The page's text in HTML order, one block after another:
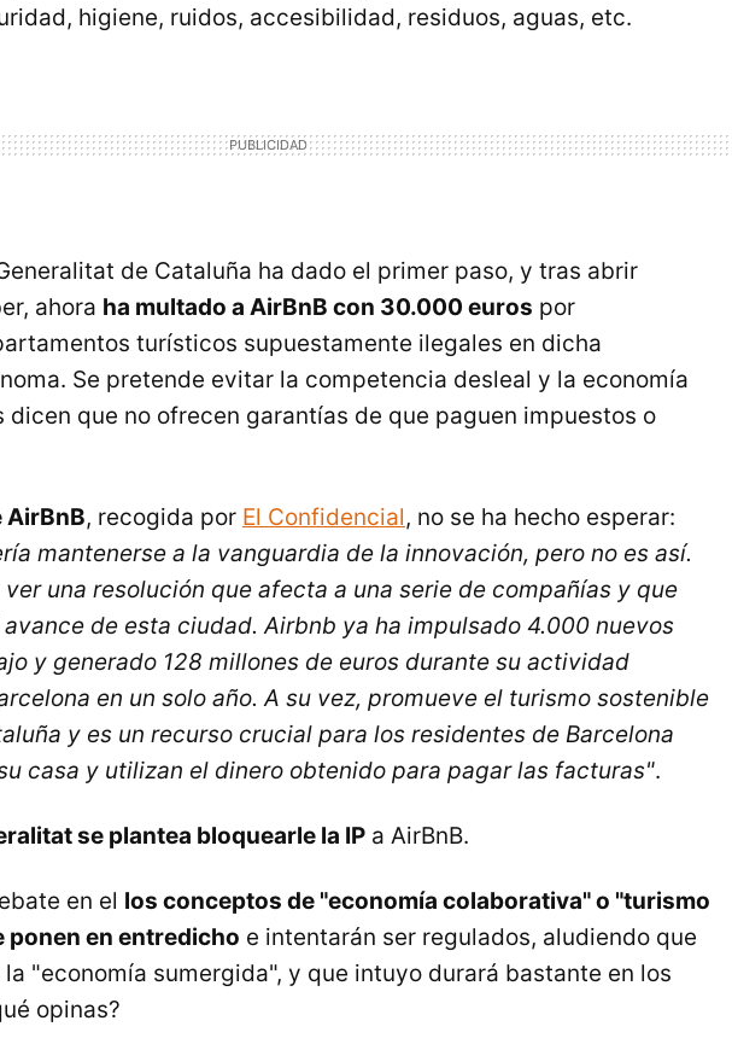
higiene, ruidos, accesibilidad, residuos, aguas, etc.
de Cataluña ha dado el primer paso, y tras abrir
ahora ha multado a AirBnB con 30.000 euros por
turísticos supuestamente ilegales en dicha
Se pretende evitar la competencia desleal y la economía
dicen que no ofrecen garantías de que paguen impuestos o
AirBnB, recogida por El Confidencial, no se ha hecho esperar:
mantenerse a la vanguardia de la innovación, pero no es así.
una resolución que afecta a una serie de compañías y que
de esta ciudad. Airbnb ya ha impulsado 4.000 nuevos
y generado 128 millones de euros durante su actividad
en un solo año. A su vez, promueve el turismo sostenible
y es un recurso crucial para los residentes de Barcelona
casa y utilizan el dinero obtenido para pagar las facturas".
se plantea bloquearle la IP a AirBnB.
en el los conceptos de "economía colaborativa" o "turismo
ponen en entredicho e intentarán ser regulados, aludiendo que
"economía sumergida", y que intuyo durará bastante en los
opinas?